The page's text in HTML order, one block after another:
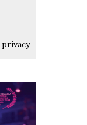
privacy